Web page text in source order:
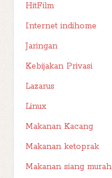
HitFilm
Internet indihome
Jaringan
Kebijakan Privasi
Lazarus
Linux
Makanan Kacang
Makanan ketoprak
Makanan siang murah